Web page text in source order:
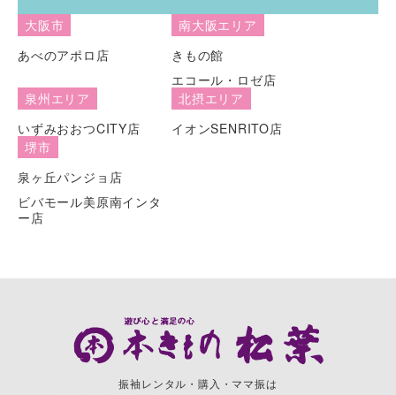
大阪市
あべのアポロ店
南大阪エリア
きもの館
エコール・ロゼ店
泉州エリア
いずみおおつCITY店
北摂エリア
イオンSENRITO店
堺市
泉ヶ丘パンジョ店
ビバモール美原南インタ
ー店
振袖レンタル・購入・ママ振は